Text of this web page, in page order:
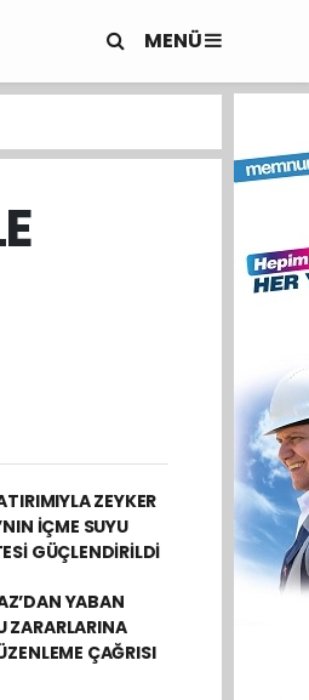
MENÜ
ZEYKER
İÇME SUYU
GÜÇLENDİRİLDİ
YABAN
ZARARLARINA
ÇAĞRISI